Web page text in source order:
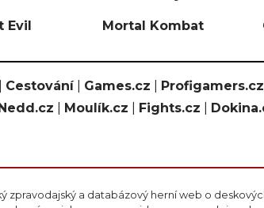
Evil Mortal Kombat
Cestování| Games.cz Profigamers.cz
Moulík.cz Fights.cz
zpravodajský a databázový herní web o